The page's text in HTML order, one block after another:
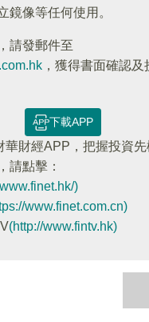
鏡像等任何使用。
請發郵件至
，獲得書面確認及
下載APP
華財經APP，把握投資先
請點擊：
)
www.finet.com.cn)
(http://www.fintv.hk)